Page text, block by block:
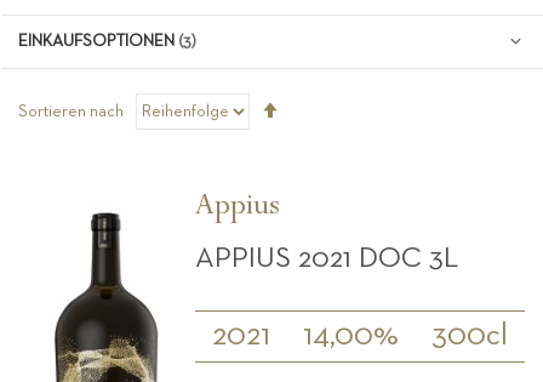
Sortieren nach
Appius
APPIUS 2021 DOC 3L
2021 14,00% 300cl
EINKAUFSOPTIONEN